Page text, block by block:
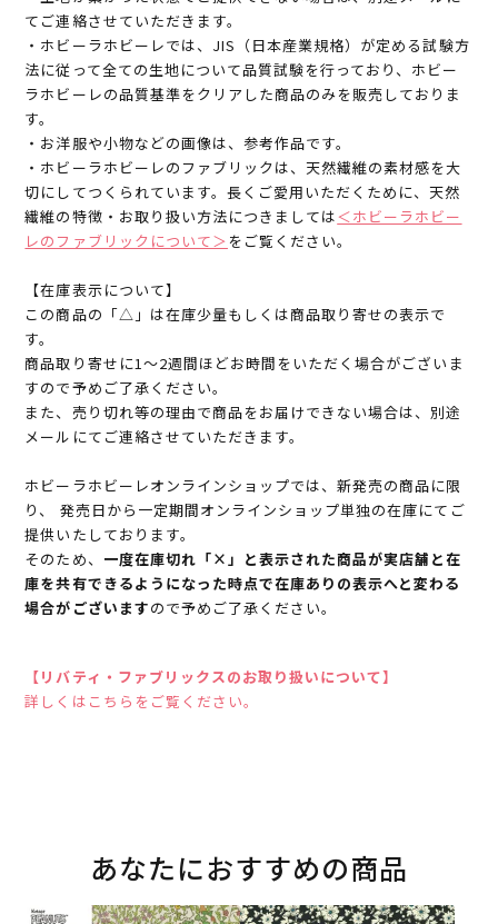
てご連絡させていただきます。
・ホビーラホビーレでは、JIS（日本産業規格）が定める試験方
法に従って全ての生地について品質試験を行っており、ホビー
ラホビーレの品質基準をクリアした商品のみを販売しておりま
す。
・お洋服や小物などの画像は、参考作品です。
・ホビーラホビーレのファブリックは、天然繊維の素材感を大
切にしてつくられています。長くご愛用いただくために、天然
繊維の特徴・お取り扱い方法につきましては＜ホビーラホビー
レのファブリックについて＞ をご覧ください。
【在庫表示について】
この商品の「△」は在庫少量もしくは商品取り寄せの表示で
す。
商品取り寄せに1～2週間ほどお時間をいただく場合がございま
すので予めご了承ください。
また、売り切れ等の理由で商品をお届けできない場合は、別途
メールにてご連絡させていただきます。
ホビーラホビーレオンラインショップでは、新発売の商品に限
り、 発売日から一定期間オンラインショップ単独の在庫にてご
提供いたしております。
そのため、 一度在庫切れ「×」と表示された商品が実店舗と在
庫を共有できるようになった時点で在庫ありの表示へと変わる
場合がございますので予めご了承ください。
【リバティ・ファブリックスのお取り扱いについて】
詳しくはこちらをご覧ください。
あなたにおすすめの商品